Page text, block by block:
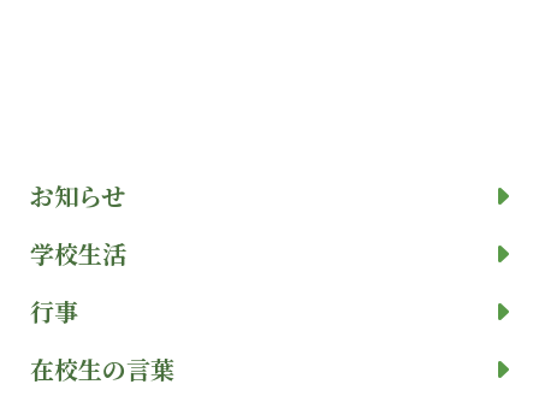
お知らせ
学校生活
行事
在校生の言葉